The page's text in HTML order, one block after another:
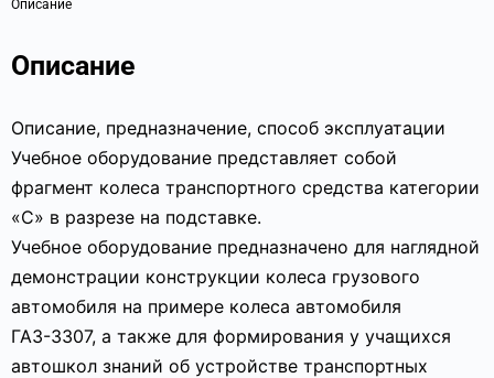
Описание
Описание
Описание, предназначение, способ эксплуатации
Учебное оборудование представляет собой
фрагмент колеса транспортного средства категории
«С» в разрезе на подставке.
Учебное оборудование предназначено для наглядной
демонстрации конструкции колеса грузового
автомобиля на примере колеса автомобиля
ГАЗ-3307, а также для формирования у учащихся
автошкол знаний об устройстве транспортных